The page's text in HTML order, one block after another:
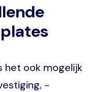
het ook mogelijk
-